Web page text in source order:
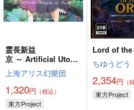
霊長新益
京 ～ Artificial Utopia
in Ruins.
上海アリス幻樂団
1,320円 （税込）
東方Project
Lord of
ちゆうどう
2,354円 （
東方Project